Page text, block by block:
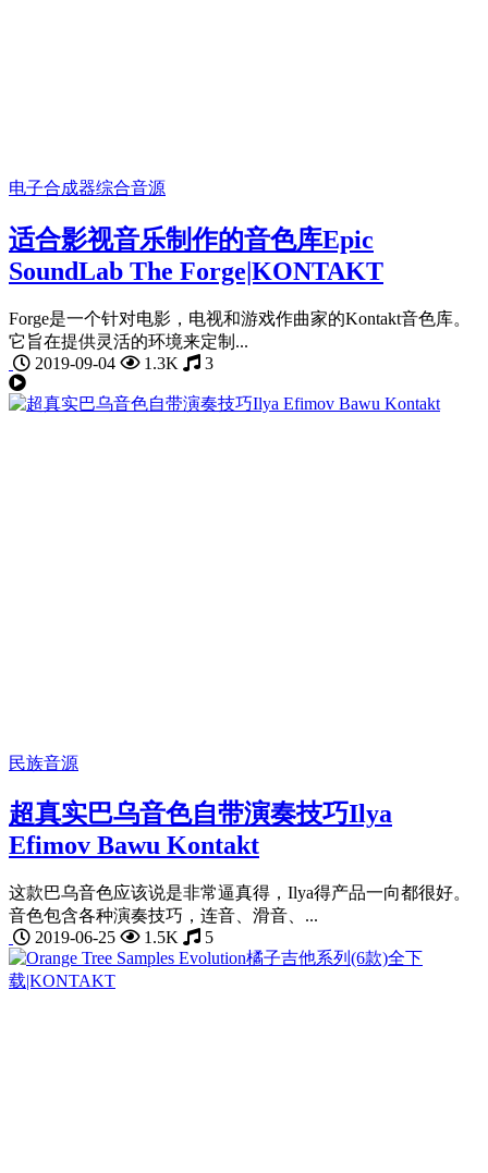
电子合成器综合音源
适合影视音乐制作的音色库Epic
SoundLab The Forge|KONTAKT
Forge是一个针对电影，电视和游戏作曲家的Kontakt音色库。
它旨在提供灵活的环境来定制...
2019-09-04
1.3K 3
民族音源
超真实巴乌音色自带演奏技巧Ilya
Efimov Bawu Kontakt
这款巴乌音色应该说是非常逼真得，Ilya得产品一向都很好。
音色包含各种演奏技巧，连音、滑音、...
2019-06-25
1.5K 5